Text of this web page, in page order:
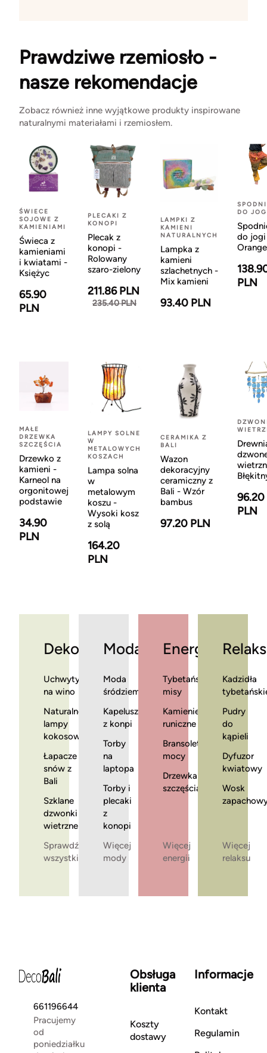
Prawdziwe rzemiosło -
nasze rekomendacje
Zobacz również inne wyjątkowe produkty inspirowane
naturalnymi materiałami i rzemiosłem.
ŚWIECE
SOJOWE Z
KAMIENIAMI
Świeca z
kamieniami
i kwiatami -
Księżyc
65.90
PLN
PLECAKI Z
KONOPI
Plecak z
konopi -
Rolowany
szaro-zielony
211.86 PLN
235.40 PLN
LAMPKI Z
KAMIENI
NATURALNYCH
Lampka z
kamieni
szlachetnych -
Mix kamieni
93.40 PLN
DO
do
Orange
PLN
MAŁE
DRZEWKA
SZCZĘŚCIA
Drzewko z
kamieni -
Karneol na
orgonitowej
podstawie
34.90
PLN
LAMPY SOLNE
W
METALOWYCH
KOSZACH
Lampa solna
w
metalowym
koszu -
Wysoki kosz
z solą
164.20
PLN
CERAMIKA Z
BALI
Wazon
dekoracyjny
ceramiczny z
Bali - Wzór
bambus
97.20 PLN
96.20
PLN
Dekoracje
Uchwyty
na wino
Naturalne
lampy
kokosowe
Łapacze
snów z
Bali
Szklane
dzwonki
wietrzne
Sprawdź
wszystkie
Moda
Moda
śródziemnomorska
Kapelusze
z konpi
Torby
na
laptopa
Torby i
plecaki
z
konopi
Więcej
mody
Energia
Tybetańskie
misy
Kamienie
runiczne
Bransoletki
mocy
Drzewka
szczęścia
Więcej
energii
Relaks
Kadzidła
Pudry
do
kąpieli
Dyfuzor
kwiatowy
Wosk
Więcej
relaksu
661196644
Pracujemy
od
poniedziałku
Obsługa
klienta
Koszty
dostawy
Informacje
Kontakt
Regulamin